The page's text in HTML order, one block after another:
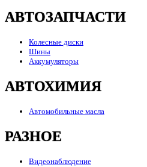
АВТОЗАПЧАСТИ
Колесные диски
Шины
Аккумуляторы
АВТОХИМИЯ
Автомобильные масла
РАЗНОЕ
Видеонаблюдение